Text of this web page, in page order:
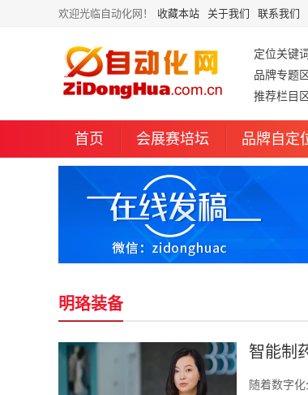
欢迎光临自动化网！ 收藏本站 关于我们 联系我们
定位关键词
品牌专题区
推荐栏目区
首页 会展赛培坛 品牌自定
明珞装备
智能制
随着数字